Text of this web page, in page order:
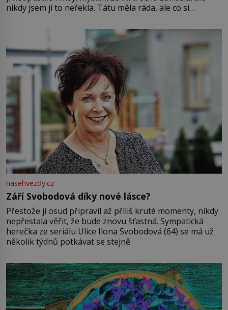
nikdy jsem jí to neřekla. Tátu měla ráda, ale co si
Jsme spolu moc rádi Tehdy byla jiná doba, když
nasehvezdy.cz
Září Svobodová díky nové lásce?
Přestože jí osud připravil až příliš kruté momenty, nikdy
nepřestala věřit, že bude znovu šťastná. Sympatická
herečka ze seriálu Ulice Ilona Svobodová (64) se má už
několik týdnů potkávat se stejně